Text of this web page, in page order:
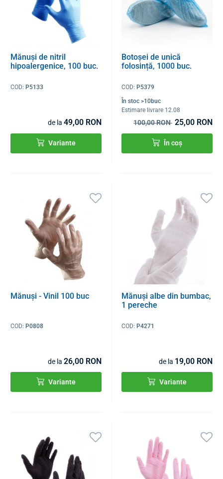
Mănuși de nitril
hipoalergenice, 100 buc.
COD: P5133
de la 49,00 RON
Variante
Botoșei de unică
folosință, 1000 buc.
COD:P5379
În stoc >10buc
Estimare livrare 12.08
100,00 RON 25,00 RON
În coș
Mănuși - Vinil 100 buc
COD: P0808
de la 26,00 RON
Variante
Mănuși albe din bumbac,
1 pereche
COD:P4271
de la 19,00 RON
Variante